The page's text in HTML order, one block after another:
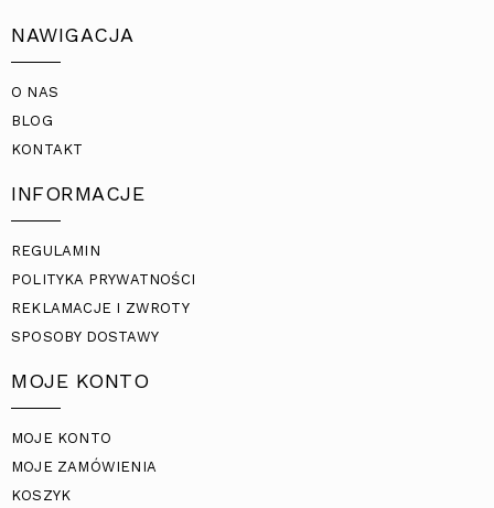
NAWIGACJA
O NAS
BLOG
KONTAKT
INFORMACJE
REGULAMIN
POLITYKA PRYWATNOŚCI
REKLAMACJE I ZWROTY
SPOSOBY DOSTAWY
MOJE KONTO
MOJE KONTO
MOJE ZAMÓWIENIA
KOSZYK